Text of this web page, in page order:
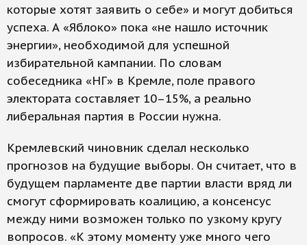
которые хотят заявить о себе» и могут добиться
успеха. А «Яблоко» пока «не нашло источник
энергии», необходимой для успешной
избирательной кампании. По словам
собеседника «НГ» в Кремле, поле правого
электората составляет 10–15%, а реально
либеральная партия в России нужна.
Кремлевский чиновник сделал несколько
прогнозов на будущие выборы. Он считает, что в
будущем парламенте две партии власти вряд ли
смогут сформировать коалицию, а консенсус
между ними возможен только по узкому кругу
вопросов. «К этому моменту уже много чего